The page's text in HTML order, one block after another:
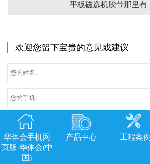
平板磁选机胶带那里有
欢迎您留下宝贵的意见或建议
华体会手机网
页版-华体会(中
国)
产品中心 工程案例